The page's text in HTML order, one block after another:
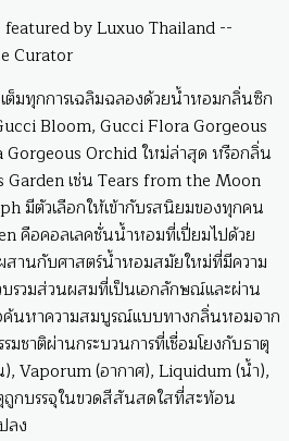
เต็มทุกการเฉลิมฉลองด้วยน้ำหอมกลิ่นซิก
Bloom, Gucci Flora Gorgeous
Gorgeous Orchid ใหม่ล่าสุด หรือกลิ่น
Garden เช่น Tears from the Moon
มีตัวเลือกให้เข้ากับรสนิยมของทุกคน
คือคอลเลคชั่นน้ำหอมที่เปี่ยมไปด้วย
สานกับศาสตร์น้ำหอมสมัยใหม่ที่มีความ
บรวมส่วนผสมที่เป็นเอกลักษณ์และผ่าน
อค้นหาความสมบูรณ์แบบทางกลิ่นหอมจาก
มชาติผ่านกระบวนการที่เชื่อมโยงกับธาตุ
Vaporum (อากาศ), Liquidum (น้ำ),
ถูกบรรจุในขวดสีสันสดใสที่สะท้อน
ลง